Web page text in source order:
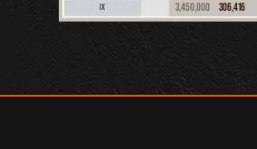
IX 3,450,000 306,416